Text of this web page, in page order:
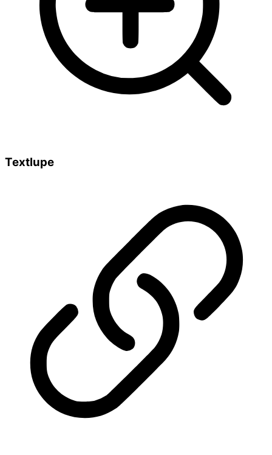
Textlupe